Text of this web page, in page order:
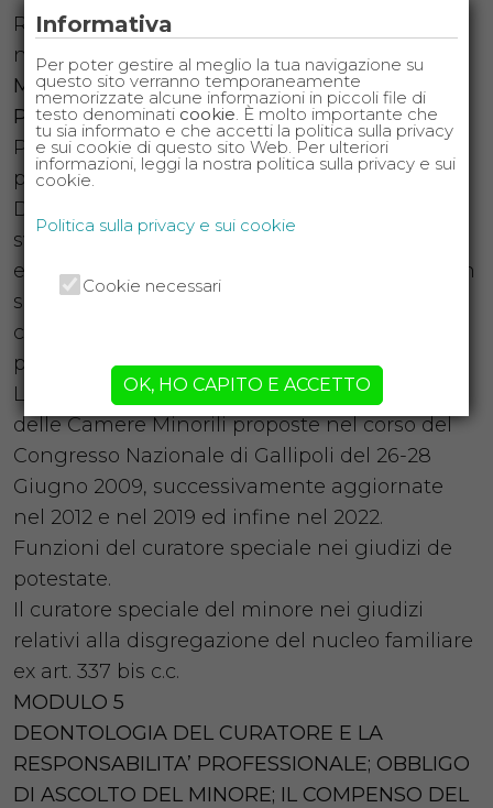
Revoca e modifica del provvedimento di
nomina.
MODULO 4
POTERI DEL CURATORE SPECIALE
Potere di rappresentanza sostanziale e
processuale.
Doveri del curatore speciale del minore nello
svolgimento dell’incarico. Breve guida
elaborata dal Consiglio Nazionale Forense con
specifiche raccomandazioni per l’avvocato
curatore di minori nello svolgimento del
proprio incarico.
Linee Guida proposte dall’Unione Nazionali
delle Camere Minorili proposte nel corso del
Congresso Nazionale di Gallipoli del 26-28
Giugno 2009, successivamente aggiornate
nel 2012 e nel 2019 ed infine nel 2022.
Funzioni del curatore speciale nei giudizi de
potestate.
Il curatore speciale del minore nei giudizi
relativi alla disgregazione del nucleo familiare
ex art. 337 bis c.c.
MODULO 5
DEONTOLOGIA DEL CURATORE E LA
RESPONSABILITA’ PROFESSIONALE; OBBLIGO
DI ASCOLTO DEL MINORE; IL COMPENSO DEL
Informativa
Per poter gestire al meglio la tua navigazione su
questo sito verranno temporaneamente
memorizzate alcune informazioni in piccoli file di
testo denominati cookie. È molto importante che
tu sia informato e che accetti la politica sulla privacy
e sui cookie di questo sito Web. Per ulteriori
informazioni, leggi la nostra politica sulla privacy e sui
cookie.
Politica sulla privacy e sui cookie
Cookie necessari
OK, HO CAPITO E ACCETTO